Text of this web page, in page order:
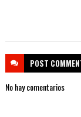
POST
No hay comentarios